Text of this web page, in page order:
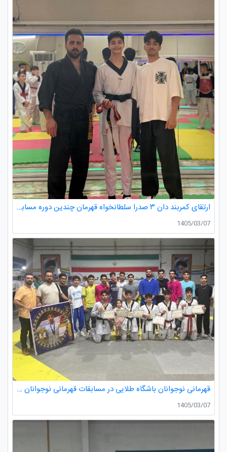
ارتقای کمربند دان ۳ صدرا سلطانخواه قهرمان چندین دوره مسابقات استانی و کشوری در رده سنی خردسالان و نونهالان
1405/03/07
قهرمانی نوجوانان باشگاه طلایی در مسابقات قهرمانی نوجوانان تکواندو استان گیلان
1405/03/07